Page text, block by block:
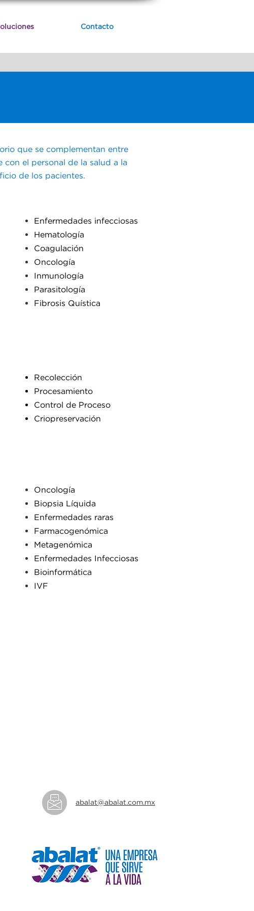
Contacto
que se complementan entre
el personal de la salud a la
de los pacientes.
Enfermedades infecciosas
Hematología
Coagulación
Oncología
Inmunología
Parasitología
Fibrosis Quística
Recolección
Procesamiento
Control de Proceso
Criopreservación
Oncología
Biopsia Líquida
Enfermedades raras
Farmacogenómica
Metagenómica
Enfermedades Infecciosas
Bioinformática
IVF
abalat@abalat.com.mx